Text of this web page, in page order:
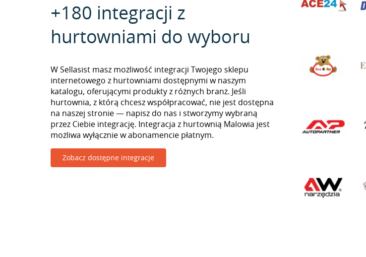
+180 integracji z
hurtowniami do wyboru
W Sellasist masz możliwość integracji Twojego sklepu
internetowego z hurtowniami dostępnymi w naszym
katalogu, oferującymi produkty z różnych branż. Jeśli
hurtownia, z którą chcesz współpracować, nie jest dostępna
na naszej stronie — napisz do nas i stworzymy wybraną
przez Ciebie integrację. Integracja z hurtownią Malowia jest
możliwa wyłącznie w abonamencie płatnym.
Zobacz dostępne integracje